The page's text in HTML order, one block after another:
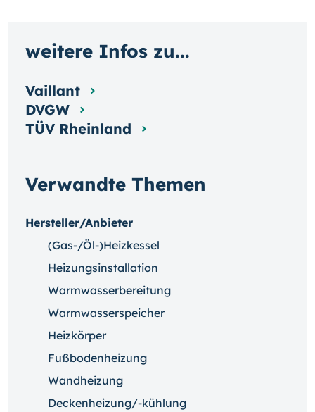
Verwandte Themen
Hersteller/Anbieter
(Gas-/Öl-)Heizkessel
Heizungsinstallation
Warmwasserbereitung
Warmwasserspeicher
Heizkörper
Fußbodenheizung
Wandheizung
Deckenheizung/-kühlung
weitere Infos zu...
Vaillant
DVGW
TÜV Rheinland